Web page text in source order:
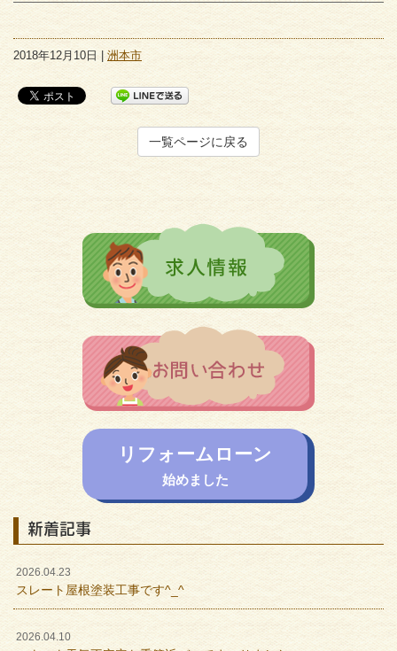
2018年12月10日 |洲本市
一覧ページに戻る
リフォームローン
始めました
新着記事
2026.04.23
スレート屋根塗装工事です^_^
2026.04.10